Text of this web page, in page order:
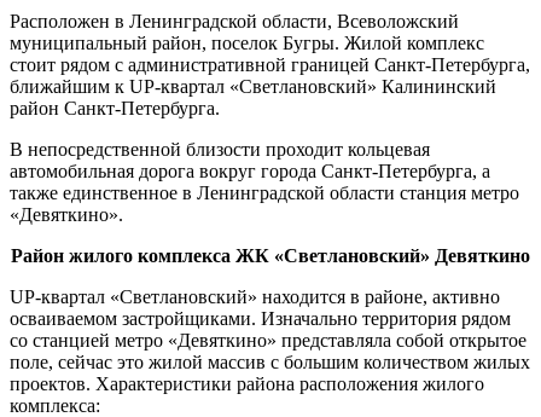
Расположен в Ленинградской области, Всеволожский
муниципальный район, поселок Бугры. Жилой комплекс
стоит рядом с административной границей Санкт-Петербурга,
ближайшим к UP-квартал «Светлановский» Калининский
район Санкт-Петербурга.
В непосредственной близости проходит кольцевая
автомобильная дорога вокруг города Санкт-Петербурга, а
также единственное в Ленинградской области станция метро
«Девяткино».
Район жилого комплекса ЖК «Светлановский» Девяткино
UP-квартал «Светлановский» находится в районе, активно
осваиваемом застройщиками. Изначально территория рядом
со станцией метро «Девяткино» представляла собой открытое
поле, сейчас это жилой массив с большим количеством жилых
проектов. Характеристики района расположения жилого
комплекса: